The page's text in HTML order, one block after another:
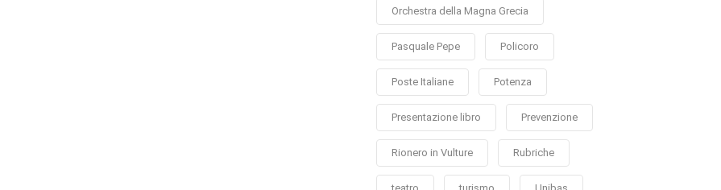
Orchestra della Magna Grecia
Pasquale Pepe Policoro
Poste Italiane Potenza
Presentazione libro Prevenzione
Rionero in Vulture Rubriche